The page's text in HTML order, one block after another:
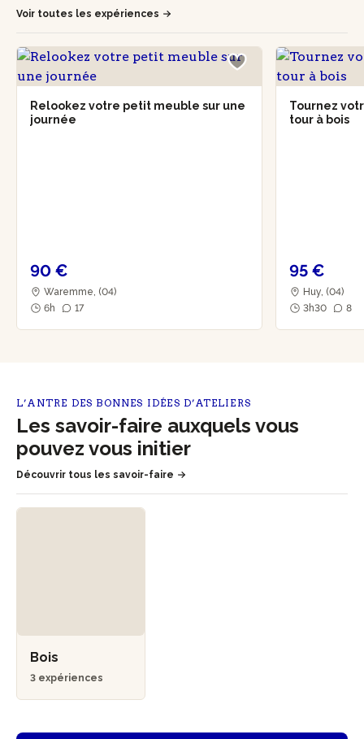
Voir toutes les expériences
Relookez votre petit meuble sur une
journée
90 €
Waremme, (04)
6h
17
Tournez
tour à bois
95 €
Huy, (04)
3h30
8
L’ANTRE DES BONNES IDÉES D’ATELIERS
Les savoir-faire auxquels vous
pouvez vous initier
Découvrir tous les savoir-faire
Bois
3 expériences